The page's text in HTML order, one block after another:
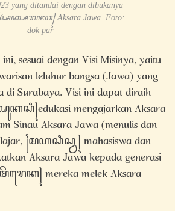
yang ditandai dengan dibukanya
꧌ꦄꦏ꧀ꦱꦫꦗꦮ꧍ Aksara Jawa. Foto:
dok par
sesuai dengan Visi Misinya, yaitu
leluhur bangsa (Jawa) yang
di Surabaya. Visi ini dapat diraih
mengajarkan Aksara
Sinau Aksara Jawa (menulis dan
꧌ꦩꦲꦱꦶꦱ꧀ꦮ꧍ mahasiswa dan
Aksara Jawa kepada generasi
mereka melek Aksara